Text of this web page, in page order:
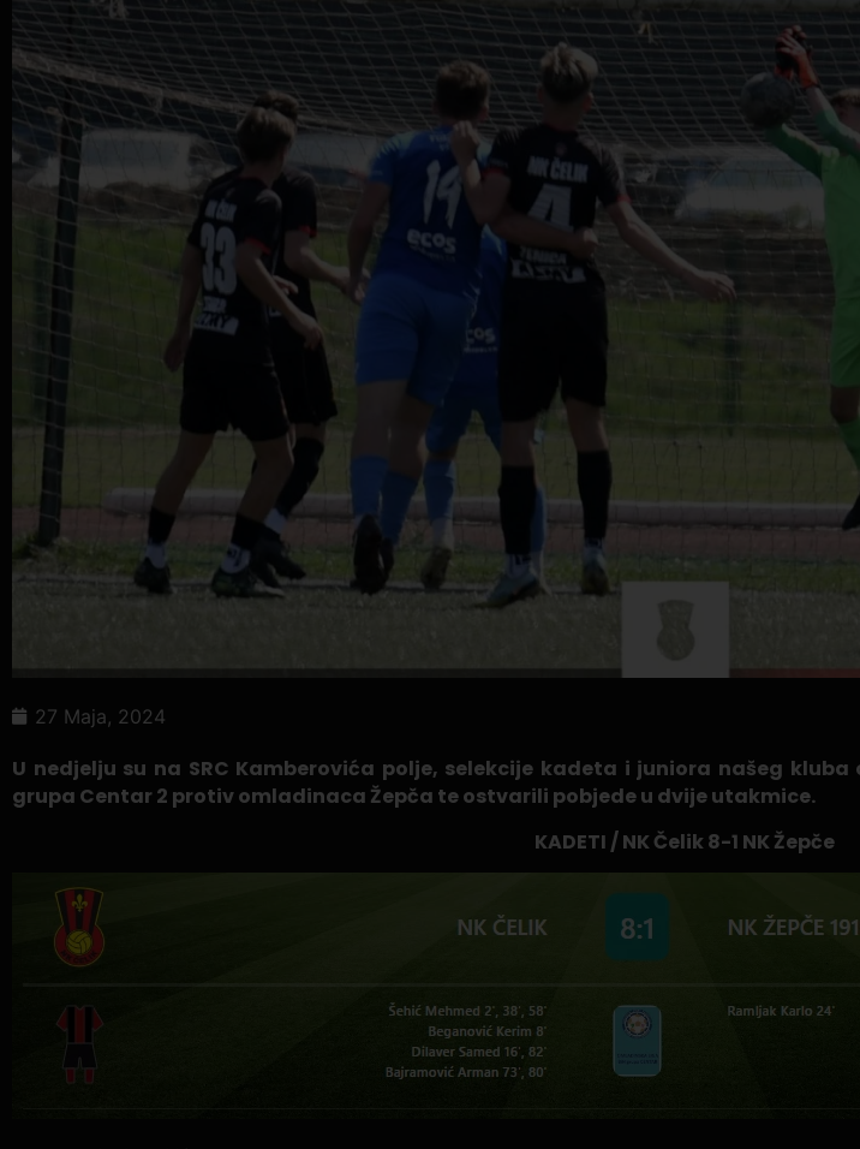
27 Maja, 2024
U nedjelju su na SRC Kamberovića polje, selekcije kadeta i juniora našeg
grupa Centar 2 protiv omladinaca Žepča te ostvarili pobjede u dvije utakmice.
KADETI / NK Čelik 8-1 NK Žepče